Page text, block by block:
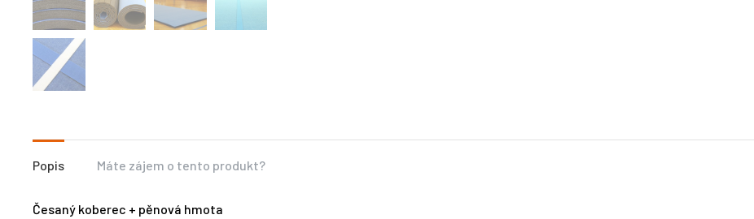
Popis Máte zájem o tento produkt?
Česaný koberec + pěnová hmota